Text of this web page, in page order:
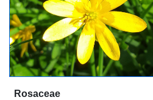
Rosaceae